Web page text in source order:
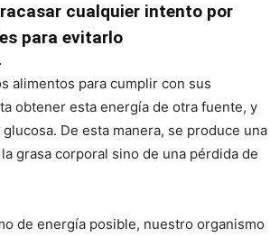
cualquier intento por
para evitarlo
alimentos para cumplir con sus
obtener esta energía de otra fuente, y
De esta manera, se produce una
grasa corporal sino de una pérdida de
de energía posible, nuestro organismo